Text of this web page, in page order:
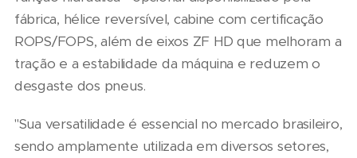
fábrica, hélice reversível, cabine com certificação
ROPS/FOPS, além de eixos ZF HD que melhoram a
tração e a estabilidade da máquina e reduzem o
desgaste dos pneus.
"Sua versatilidade é essencial no mercado brasileiro,
sendo amplamente utilizada em diversos setores,